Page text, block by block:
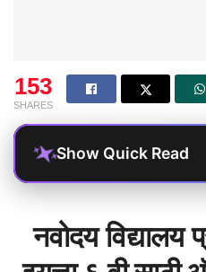
153
SHARES
Show Quick Read
नवोदय